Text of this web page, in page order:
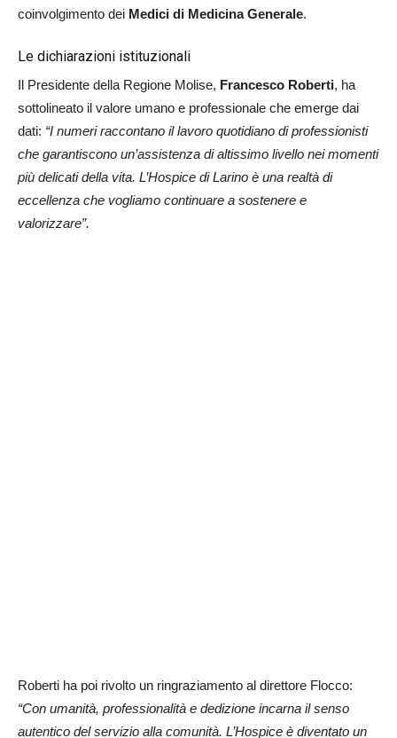
coinvolgimento dei Medici di Medicina Generale.
Le dichiarazioni istituzionali
Il Presidente della Regione Molise, Francesco Roberti, ha
sottolineato il valore umano e professionale che emerge dai
dati: “I numeri raccontano il lavoro quotidiano di professionisti
che garantiscono un’assistenza di altissimo livello nei momenti
più delicati della vita. L’Hospice di Larino è una realtà di
eccellenza che vogliamo continuare a sostenere e
valorizzare”.
Roberti ha poi rivolto un ringraziamento al direttore Flocco:
“Con umanità, professionalità e dedizione incarna il senso
autentico del servizio alla comunità. L’Hospice è diventato un